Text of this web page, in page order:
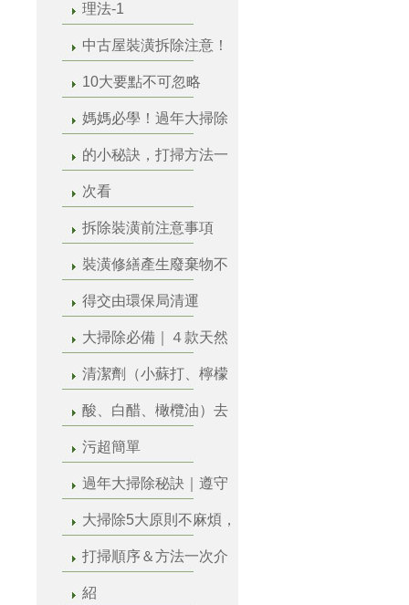
理法-1
中古屋裝潢拆除注意！
10大要點不可忽略
媽媽必學！過年大掃除
的小秘訣，打掃方法一
次看
拆除裝潢前注意事項
裝潢修繕產生廢棄物不
得交由環保局清運
大掃除必備｜４款天然
清潔劑（小蘇打、檸檬
酸、白醋、橄欖油）去
污超簡單
過年大掃除秘訣｜遵守
大掃除5大原則不麻煩，
打掃順序＆方法一次介
紹